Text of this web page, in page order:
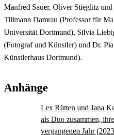
Manfred Sauer, Oliver Stieglitz
Tillmann Damrau (Professor für
Universität Dortmund), Silvia
(Fotograf und Künstler) und Dr.
Künstlerhaus Dortmund).
Anhänge
Lex Rütten und Jana
als Duo zusammen,
vergangenen Jahr